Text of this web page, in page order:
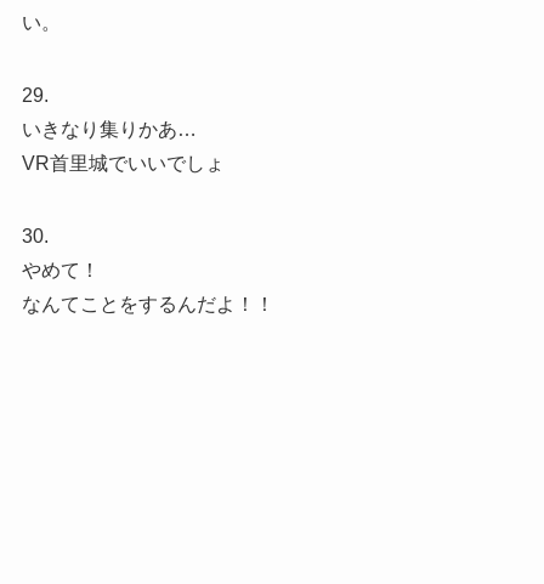
い。
29.
いきなり集りかあ…
VR首里城でいいでしょ
30.
やめて！
なんてことをするんだよ！！